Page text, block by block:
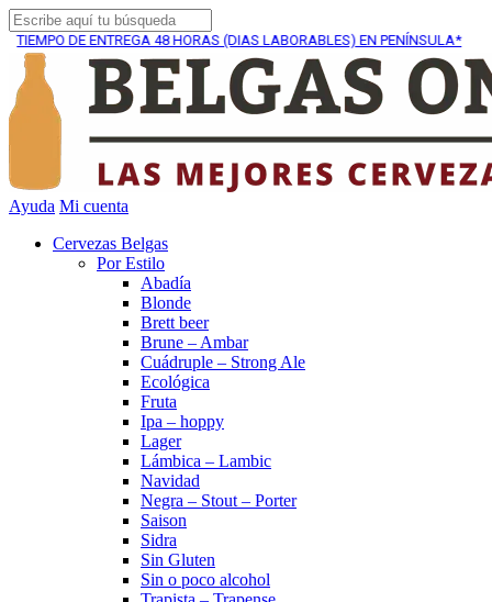
DE ENTREGA48 HORAS (DIAS LABORABLES) EN PENÍNSULA*
Ayuda Mi cuenta
Cervezas Belgas
Por Estilo
Abadía
Blonde
Brett beer
Brune – Ambar
Cuádruple – Strong Ale
Ecológica
Fruta
Ipa – hoppy
Lager
Lámbica – Lambic
Navidad
Negra – Stout – Porter
Saison
Sidra
Sin Gluten
Sin o poco alcohol